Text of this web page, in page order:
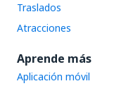
Traslados
Atracciones
Aprende más
Aplicación móvil